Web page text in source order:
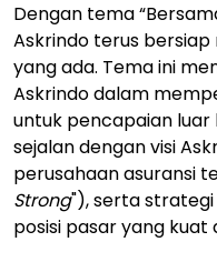
Dengan tema
Askrindo terus
yang ada. Tema ini
Askrindo dalam
untuk pencapaian luar
sejalan dengan visi
perusahaan asuransi
Strong"), serta
posisi pasar yang kuat